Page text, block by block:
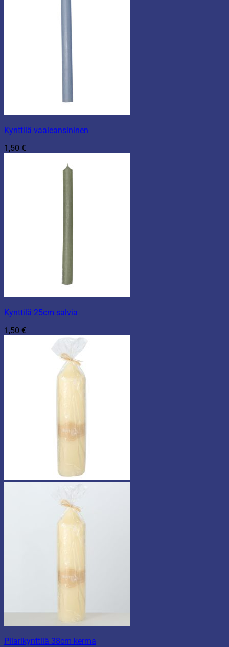
Kynttilä vaaleansininen
1,50 €
Kynttilä 25cm salvia
1,50 €
Pilarikynttilä 38cm kerma